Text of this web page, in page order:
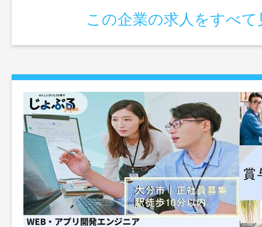
この企業の求人をすべて